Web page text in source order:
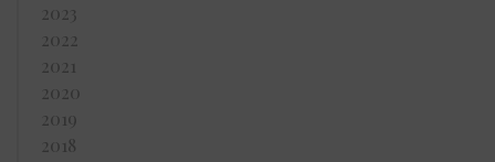
2023
2022
2021
2020
2019
2018